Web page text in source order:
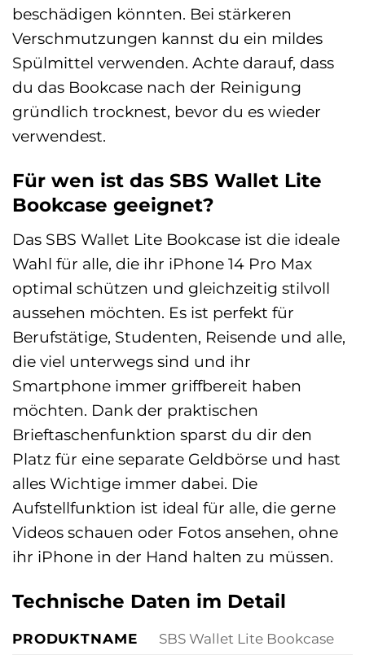
beschädigen könnten. Bei stärkeren
Verschmutzungen kannst du ein mildes
Spülmittel verwenden. Achte darauf, dass
du das Bookcase nach der Reinigung
gründlich trocknest, bevor du es wieder
verwendest.
Für wen ist das SBS Wallet Lite
Bookcase geeignet?
Das SBS Wallet Lite Bookcase ist die ideale
Wahl für alle, die ihr iPhone 14 Pro Max
optimal schützen und gleichzeitig stilvoll
aussehen möchten. Es ist perfekt für
Berufstätige, Studenten, Reisende und alle,
die viel unterwegs sind und ihr
Smartphone immer griffbereit haben
möchten. Dank der praktischen
Brieftaschenfunktion sparst du dir den
Platz für eine separate Geldbörse und hast
alles Wichtige immer dabei. Die
Aufstellfunktion ist ideal für alle, die gerne
Videos schauen oder Fotos ansehen, ohne
ihr iPhone in der Hand halten zu müssen.
Technische Daten im Detail
PRODUKTNAME SBS Wallet Lite Bookcase